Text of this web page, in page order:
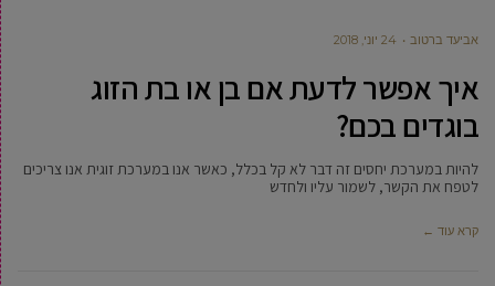
אביעד ברטוב 24 יוני, 2018
איך אפשר לדעת אם בן או בת הזוג
בוגדים בכם?
להיות במערכת יחסים זה דבר לא קל בכלל, כאשר אנו במערכת זוגית אנו צריכים
לטפח את הקשר, לשמור עליו ולחדש
קרא עוד ←